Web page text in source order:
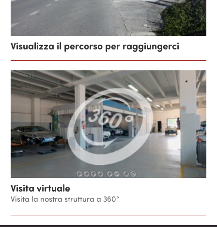
Visualizza il percorso per raggiungerci
Visita virtuale
Visita la nostra struttura a 360°